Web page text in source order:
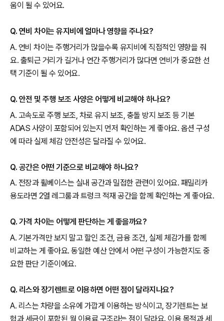
움이 될 수 있어요.
Q. 연비 차이는 유지비에 얼마나 영향을 주나요?
A. 연비 차이는 주행거리가 많을수록 유지비에 직접적인 영향을 줘
요. 출퇴근 거리가 길거나 연간 주행거리가 많다면 연비가 중요한 선
택 기준이 될 수 있어요.
Q. 안전 및 주행 보조 사양은 어떻게 비교해야 하나요?
A. 고속도로 주행 보조, 차로 유지 보조, 충돌 방지 보조 등 기본
ADAS 사양이 포함되어 있는지 먼저 확인하는 게 좋아요. 옵션 구성
에 따라 실제 체감 안전성은 달라질 수 있어요.
Q. 공간은 어떤 기준으로 비교해야 하나요?
A. 전장과 휠베이스는 실내 공간과 밀접한 관련이 있어요. 패밀리카
용도라면 2열 레그룸과 트렁크 적재 공간을 함께 확인하는 게 좋아요.
Q. 가격 차이는 어떻게 판단하는 게 좋을까요?
A. 기본가격만 보지 말고 할인 조건, 금융 조건, 실제 체감가를 함께
비교하는 게 좋아요. 동일한 예산 안에서 어떤 구성이 가능한지도 중
요한 판단 기준이에요.
Q. 리스와 장기렌트로 이용하면 어떤 점이 달라지나요?
A. 리스는 차량을 소유에 가깝게 이용하는 방식이고, 장기렌트는 보
험과 세금이 포함된 월 이용료 구조라는 점이 달라요. 이용 목적과 세